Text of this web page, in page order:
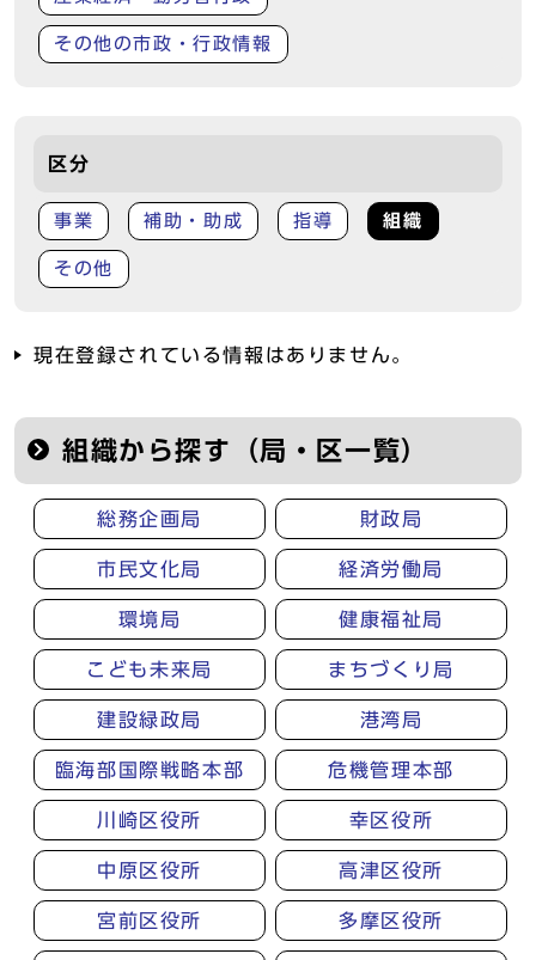
その他の市政・行政情報
区分
事業 補助・助成 指導 組織
その他
現在登録されている情報はありません。
組織から探す（局・区一覧）
総務企画局 財政局
市民文化局 経済労働局
環境局 健康福祉局
こども未来局 まちづくり局
建設緑政局 港湾局
臨海部国際戦略本部 危機管理本部
川崎区役所 幸区役所
中原区役所 高津区役所
宮前区役所 多摩区役所